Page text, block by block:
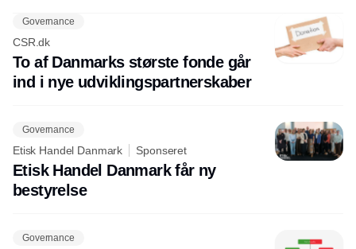
Governance
CSR.dk
To af Danmarks største fonde går
ind i nye udviklingspartnerskaber
Governance
Etisk Handel Danmark Sponseret
Etisk Handel Danmark får ny
bestyrelse
Governance